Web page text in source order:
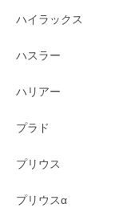
ハイラックス
ハスラー
ハリアー
プラド
プリウス
プリウスα